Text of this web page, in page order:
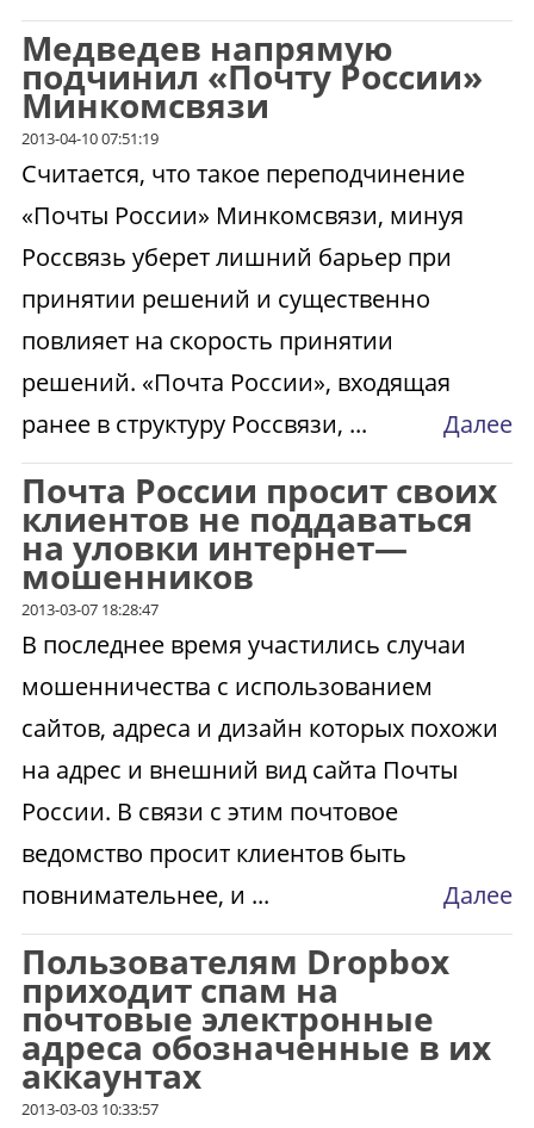
Медведев напрямую
подчинил «Почту России»
Минкомсвязи
2013-04-10 07:51:19
Считается, что такое переподчинение
«Почты России» Минкомсвязи, минуя
Россвязь уберет лишний барьер при
принятии решений и существенно
повлияет на скорость принятии
решений. «Почта России», входящая
ранее в структуру Россвязи, ...
Далее
Почта России просит своих
клиентов не поддаваться
на уловки интернет—
мошенников
2013-03-07 18:28:47
В последнее время участились случаи
мошенничества с использованием
сайтов, адреса и дизайн которых похожи
на адрес и внешний вид сайта Почты
России. В связи с этим почтовое
ведомство просит клиентов быть
повнимательнее, и ...
Далее
Пользователям Dropbox
приходит спам на
почтовые электронные
адреса обозначенные в их
аккаунтах
2013-03-03 10:33:57